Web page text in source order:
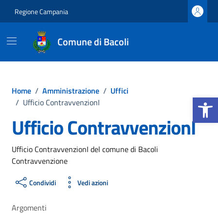
Apri la
Regione Campania
Comune di Bacoli
Home / Amministrazione / Uffici
/ Ufficio ContravvenzionI
Ufficio ContravvenzionI
Ufficio ContravvenzionI del comune di Bacoli
Contravvenzione
Condividi Vedi azioni
Argomenti